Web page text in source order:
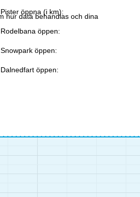
hur data behandlas och dina
Pister öppna (i km):
Rodelbana öppen:
Snowpark öppen:
Dalnedfart öppen: